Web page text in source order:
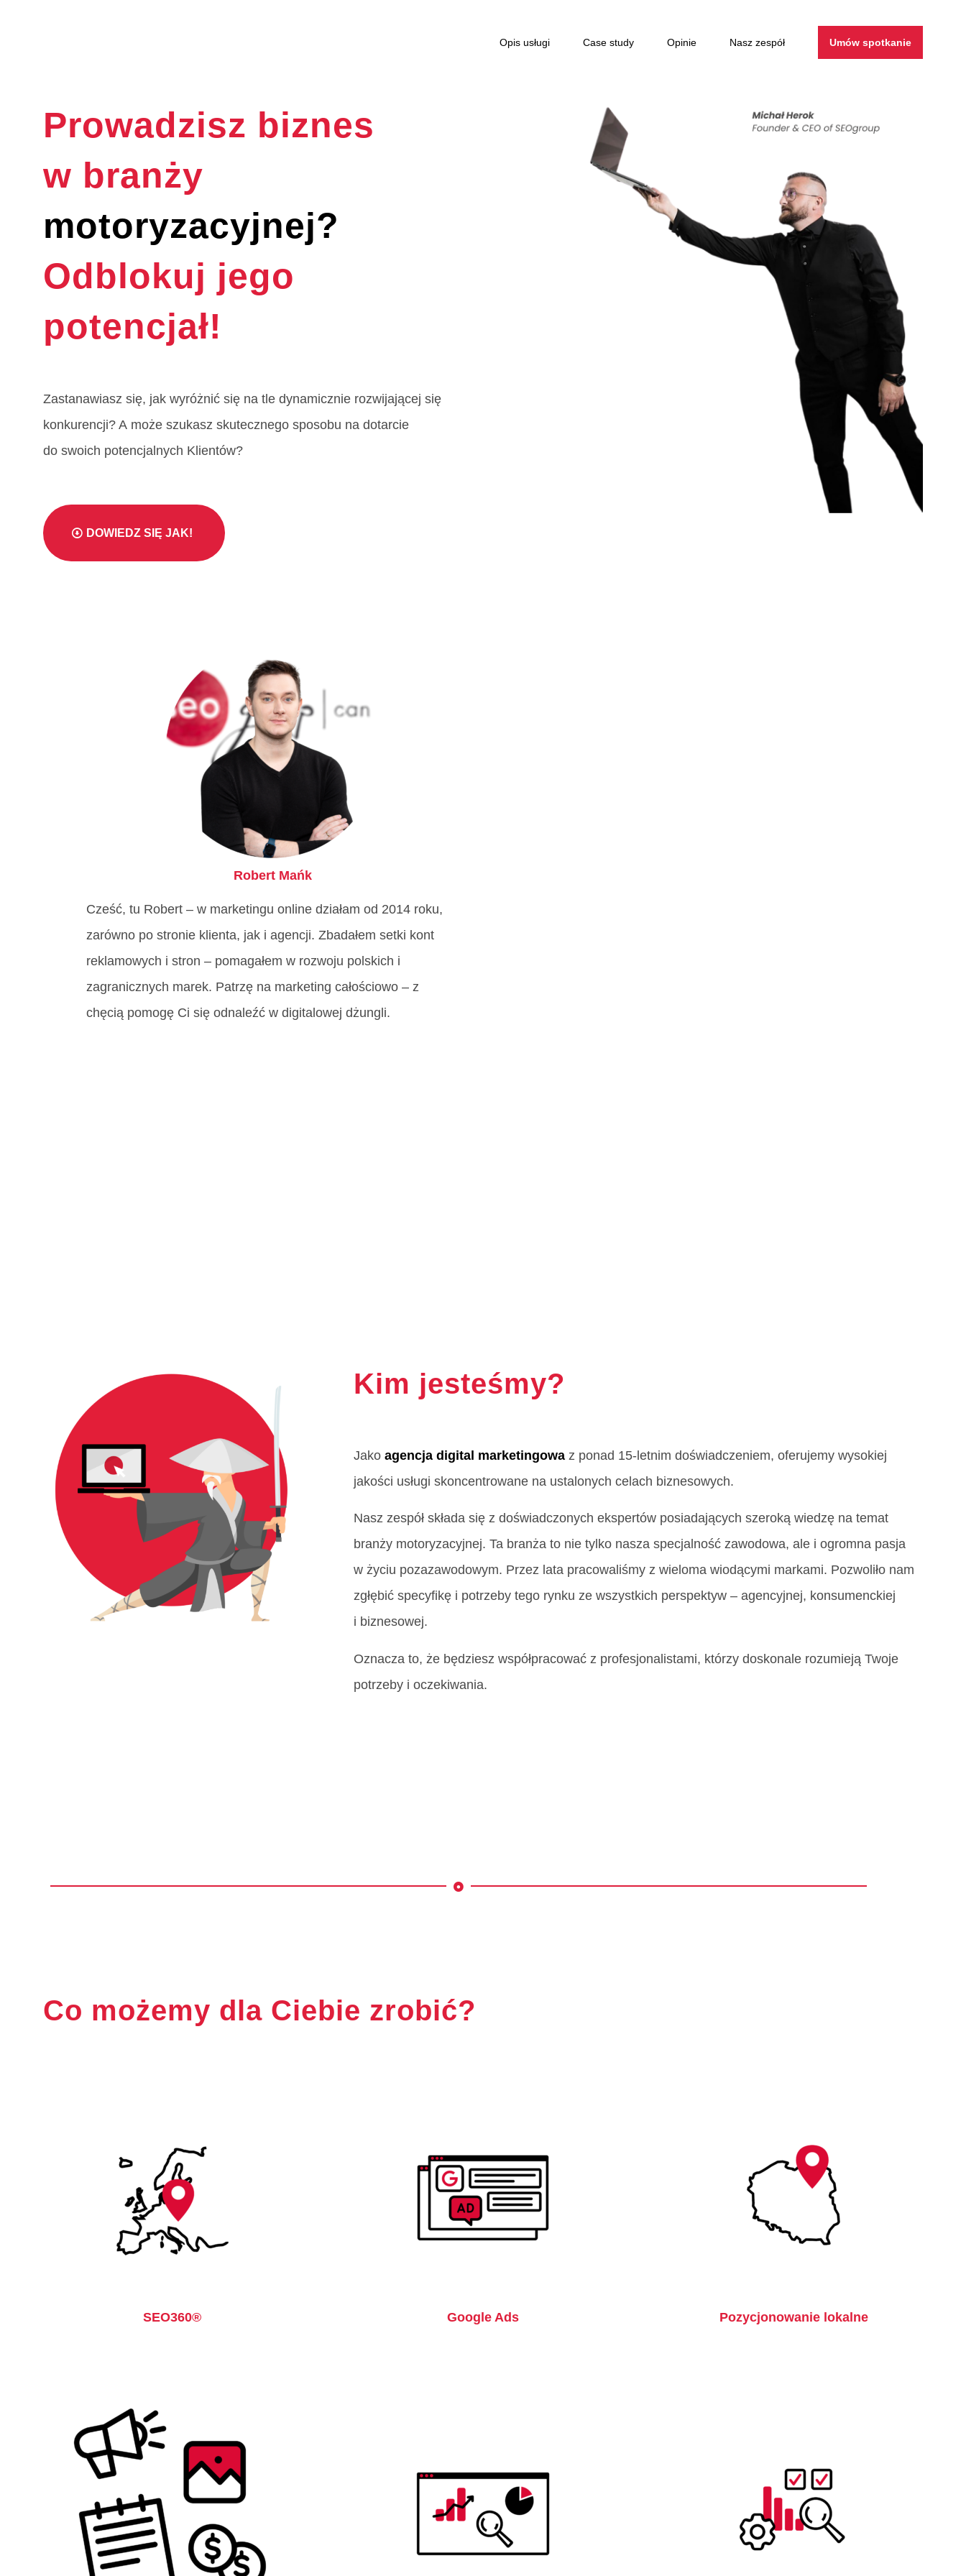
Opis usługi Case study Opinie Nasz zespół Umów spotkanie
Prowadzisz biznes
w branży
motoryzacyjnej?
Odblokuj jego
potencjał!
Zastanawiasz się, jak wyróżnić się na tle dynamicznie rozwijającej się
konkurencji? A może szukasz skutecznego sposobu na dotarcie
do swoich potencjalnych Klientów?
DOWIEDZ SIĘ JAK!
Robert Mańk
Cześć, tu Robert – w marketingu online działam od 2014 roku,
zarówno po stronie klienta, jak i agencji. Zbadałem setki kont
reklamowych i stron – pomagałem w rozwoju polskich i
zagranicznych marek. Patrzę na marketing całościowo – z
chęcią pomogę Ci się odnaleźć w digitalowej dżungli.
Kim jesteśmy?
Jakoagencja digital marketingowa z ponad 15-letnim doświadczeniem, oferujemy wysokiej
jakości usługi skoncentrowane na ustalonych celach biznesowych.
Nasz zespół składa się z doświadczonych ekspertów posiadających szeroką wiedzę na temat
branży motoryzacyjnej. Ta branża to nie tylko nasza specjalność zawodowa, ale i ogromna pasja
w życiu pozazawodowym. Przez lata pracowaliśmy z wieloma wiodącymi markami. Pozwoliło nam
zgłębić specyfikę i potrzeby tego rynku ze wszystkich perspektyw – agencyjnej, konsumenckiej
i biznesowej.
Oznacza to, że będziesz współpracować z profesjonalistami, którzy doskonale rozumieją Twoje
potrzeby i oczekiwania.
Co możemy dla Ciebie zrobić?
SEO360® Google Ads Pozycjonowanie lokalne